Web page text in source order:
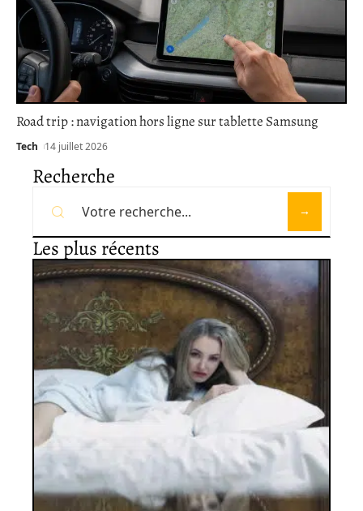
Road trip : navigation hors ligne sur tablette Samsung
Tech 14 juillet 2026
Recherche
Les plus récents